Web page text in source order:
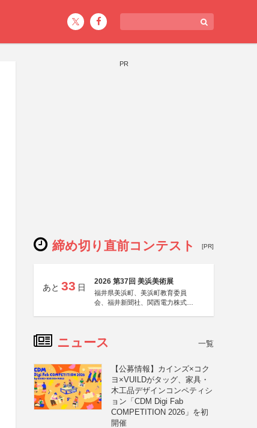
PR
締め切り直前コンテスト [PR]
あと 33 日
2026 第37回 美浜美術展
福井県美浜町、美浜町教育委員
会、福井新聞社、関西電力株式会
ニュース 一覧
【公募情報】カインズ×コク
ヨ×VUILDがタッグ、家具・
木工品デザインコンペティシ
ョン「CDM Digi Fab
COMPETITION 2026」を初
開催